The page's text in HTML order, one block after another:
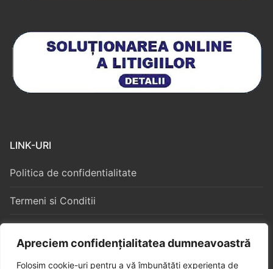
Apreciem confidențialitatea dumneavoastră
Folosim cookie-uri pentru a vă îmbunătăți experiența de
LINK-URI
Politica de confidentialitate
Termeni si Conditii